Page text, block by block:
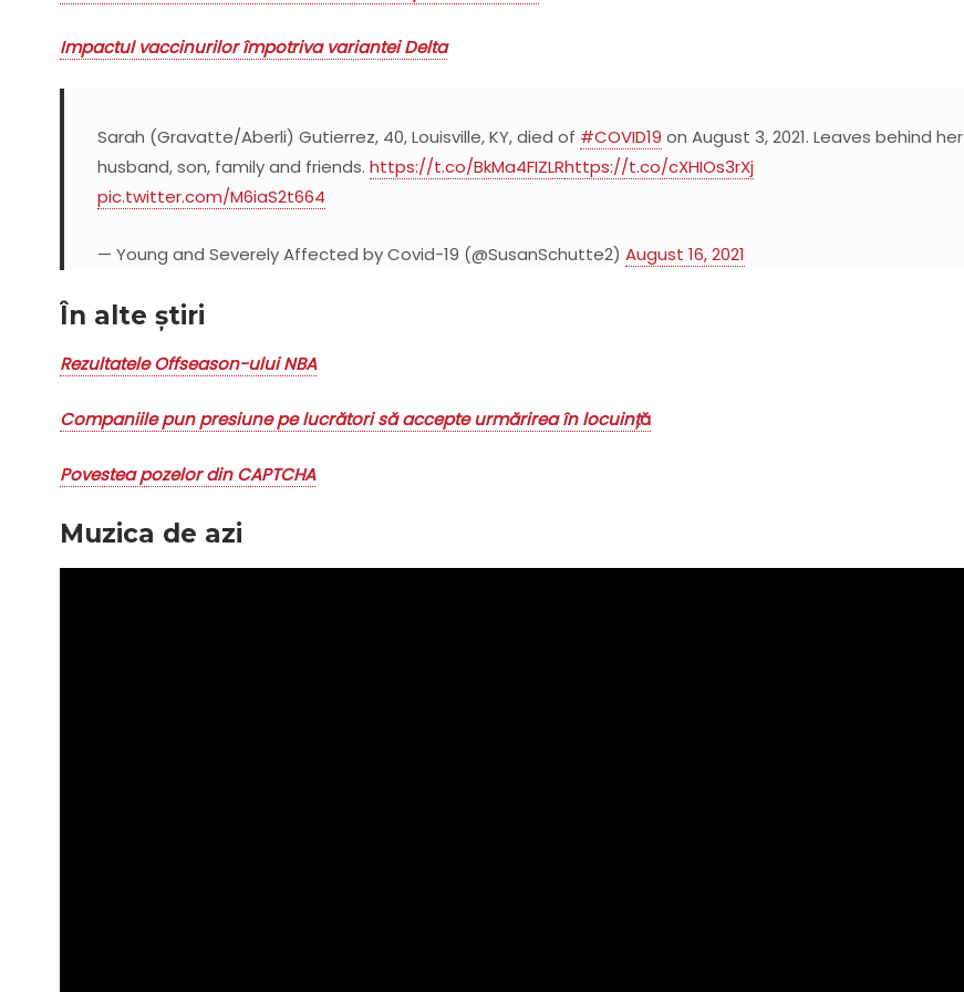
Impactul vaccinurilor împotriva variantei Delta
Sarah (Gravatte/Aberli) Gutierrez, 40, Louisville, KY, died of #COVID19 on August 3, 2021. Leaves behind her
husband, son, family and friends. https://t.co/BkMa4FIZLRhttps://t.co/cXHIOs3rXj
pic.twitter.com/M6iaS2t664
— Young and Severely Affected by Covid-19 (@SusanSchutte2) August 16, 2021
În alte știri
Rezultatele Offseason-ului NBA
Companiile pun presiune pe lucrători să accepte urmărirea în locuință
Povestea pozelor din CAPTCHA
Muzica de azi